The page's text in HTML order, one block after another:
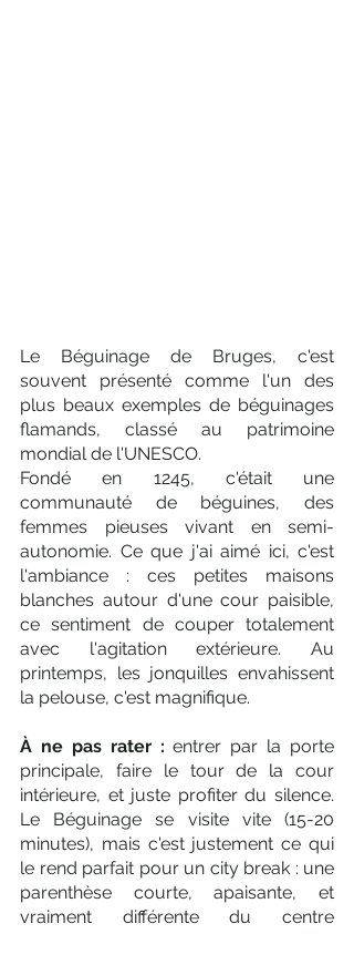
Le Béguinage de Bruges, c'est
souvent présenté comme l'un des
plus beaux exemples de béguinages
flamands, classé au patrimoine
mondial de l'UNESCO.
Fondé en 1245, c'était une
communauté de béguines, des
femmes pieuses vivant en semi-
autonomie. Ce que j'ai aimé ici, c'est
l'ambiance : ces petites maisons
blanches autour d'une cour paisible,
ce sentiment de couper totalement
avec l'agitation extérieure. Au
printemps, les jonquilles envahissent
la pelouse, c'est magnifique.
À ne pas rater : entrer par la porte
principale, faire le tour de la cour
intérieure, et juste profiter du silence.
Le Béguinage se visite vite (15-20
minutes), mais c'est justement ce qui
le rend parfait pour un city break : une
parenthèse courte, apaisante, et
vraiment différente du centre